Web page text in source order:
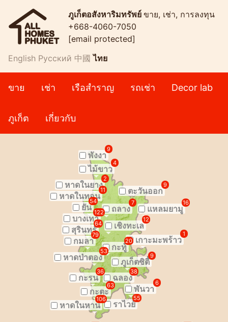
ภูเก็ตอสังหาริมทรัพย์ ขาย, เช่า, การลงทุน
+668-4060-7050
[email protected]
English Русский 中國 ไทย
ขาย เช่า เรือสำราญ รถเช่า Decor lab
ภูเก็ต เกี่ยวกับ
พังงา
9
ไม้ขาว
4
หาดในยาง
2
ตะวันออก
9
หาดในทอน
11
ยัน
54
ถลาง
7
บางเทา
122 แหลมยามู
16
เชิงทะเล
12
สุรินทร์
64
กมลา
79 เกาะมะพร้าว
1
กะทู้
20
หาดป่าตอง
53
ภูเก็ตซิตี้
9
ฉลอง
38
กะรน
36
พันวา
6
กะตะ
63
ราไวย์
55
หาดในหาน
106